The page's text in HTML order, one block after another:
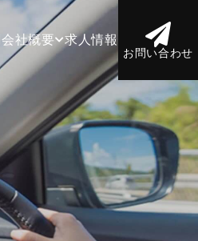
会社概要 求人情報
お問い合わせ